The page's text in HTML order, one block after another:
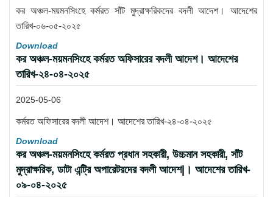
কর অঞ্চল-ময়মনসিংহে কর্মরত সাঁট মুদ্রাক্ষরিকদের বদলী আদেশ। আদেশের
তারিখ-০৬-০৫-২০২৫
Download
কর অঞ্চল-ময়মনসিংহে কর্মরত অফিসারের বদলী আদেশ। আদেশের
তারিখ-২৪-০৪-২০২৫
2025-05-06
কর্মরত অফিসারের বদলী আদেশ। আদেশের তারিখ-২৪-০৪-২০২৫
Download
কর অঞ্চল-ময়মনসিংহে কর্মরত প্রধান সহকারী, উচ্চমান সহকারী, সাঁট
মুদ্রাক্ষরিক, ডাটা এন্ট্রি অপারেটরদের বদলী আদেশ|। আদেশের তারিখ-
০৯-০৪-২০২৫